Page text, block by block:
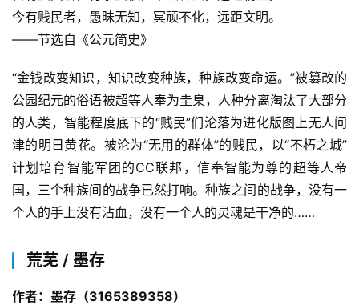
今有贱民者，愚昧无知，冥顽不化，远距文明。
——节选自《公元简史》
“金钱改变知识，知识改变种族，种族改变命运。”被篡改的
公园纪元的俗语被超等人奉为圭臬，人种分离淘汰了大部分
的人类，智能程度底下的“贱民”们沦落为进化版图上无人问
津的明日黄花。被沦为“无用的群体”的贱民，以“不朽之城”
计划培育智能军团的CC联邦，信奉智能为尊的超等人帝
国，三个种族间的战争已然打响。种族之间的战争，没有一
个人的手上没有沾血，没有一个人的灵魂是干净的……
荒芜 / 墨存
作者：墨存（3165389358）